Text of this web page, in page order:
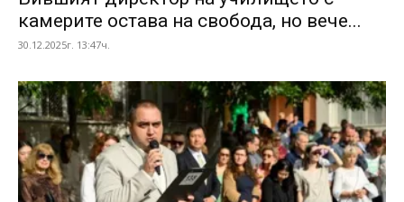
камерите остава на свобода, но вече...
30.12.2025г. 13:47ч.